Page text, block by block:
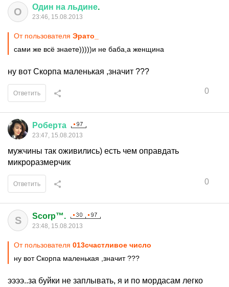
О Один на льдине.
23:46, 15.08.2013
От пользователя Эрато_
сами же всё знаете)))))и не баба,а женщина
ну вот Скорпа маленькая ,значит ???
0
Ответить
Роберта
23:47, 15.08.2013
мужчины так оживились) есть чем оправдать
микроразмерчик
0
Ответить
S Scorp™.
23:48, 15.08.2013
От пользователя 013счастливое число
ну вот Скорпа маленькая ,значит ???
ээээ..за буйки не заплывать, я и по мордасам легко